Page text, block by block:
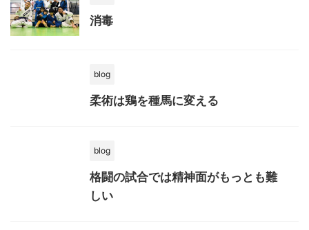
消毒
blog
柔術は鶏を種馬に変える
blog
格闘の試合では精神面がもっとも難
しい